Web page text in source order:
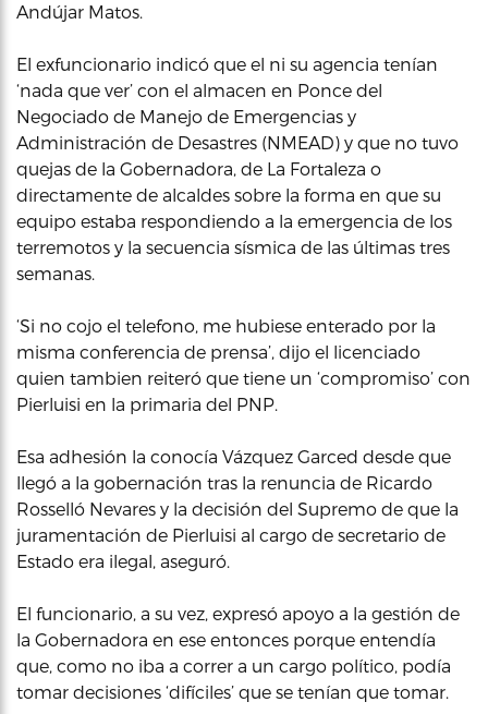
Andújar Matos.
El exfuncionario indicó que el ni su agencia tenían
‘nada que ver’ con el almacen en Ponce del
Negociado de Manejo de Emergencias y
Administración de Desastres (NMEAD) y que no tuvo
quejas de la Gobernadora, de La Fortaleza o
directamente de alcaldes sobre la forma en que su
equipo estaba respondiendo a la emergencia de los
terremotos y la secuencia sísmica de las últimas tres
semanas.
‘Si no cojo el telefono, me hubiese enterado por la
misma conferencia de prensa’, dijo el licenciado
quien tambien reiteró que tiene un ‘compromiso’ con
Pierluisi en la primaria del PNP.
Esa adhesión la conocía Vázquez Garced desde que
llegó a la gobernación tras la renuncia de Ricardo
Rosselló Nevares y la decisión del Supremo de que la
juramentación de Pierluisi al cargo de secretario de
Estado era ilegal, aseguró.
El funcionario, a su vez, expresó apoyo a la gestión de
la Gobernadora en ese entonces porque entendía
que, como no iba a correr a un cargo político, podía
tomar decisiones ‘difíciles’ que se tenían que tomar.